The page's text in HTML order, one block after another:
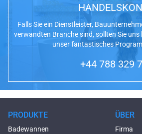
Falls Sie ein Dienstleister,
verwandten Branche sind, sollten Sie
unser fantastisches
+44 788 329
PRODUKTE
Badewannen
ÜBER
Firma